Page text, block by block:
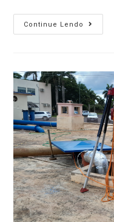
Continue Lendo